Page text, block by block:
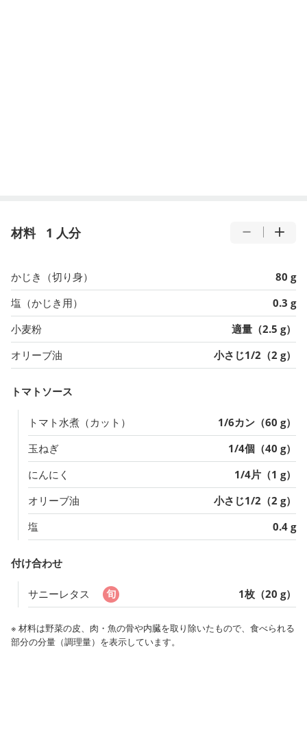
材料 1 人分
かじき（切り身）
80 g
塩（かじき用）
0.3 g
小麦粉
適量（2.5 g）
オリーブ油
小さじ1/2（2 g）
トマトソース
トマト水煮（カット）
1/6カン（60 g）
玉ねぎ
1/4個（40 g）
にんにく
1/4片（1 g）
オリーブ油
小さじ1/2（2 g）
塩
0.4 g
付け合わせ
サニーレタス 1枚（20 g）
※ 材料は野菜の皮、肉・魚の骨や内臓を取り除いたもので、食べられる
部分の分量（調理量）を表示しています。